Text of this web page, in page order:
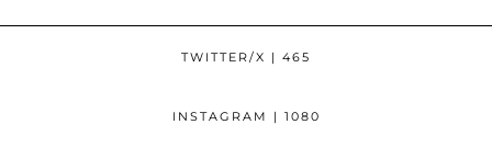
TWITTER/X | 465
INSTAGRAM | 1080